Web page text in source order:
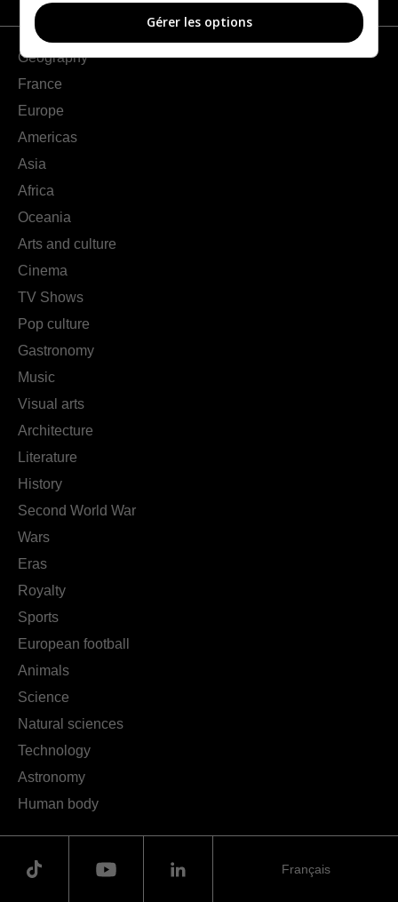
Geography
France
Europe
Americas
Asia
Africa
Oceania
Arts and culture
Cinema
TV Shows
Pop culture
Gastronomy
Music
Visual arts
Architecture
Literature
History
Second World War
Wars
Eras
Royalty
Sports
European football
Animals
Science
Natural sciences
Technology
Astronomy
Human body
Français
Gérer les options